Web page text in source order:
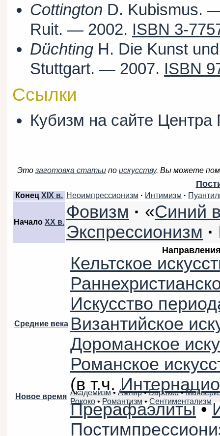
Cottington D. Kubismus.
Ruit. — 2002. ISBN 3-
Düchting H. Die Kunst
Stuttgart. — 2007. ISBN
Ссылки
Кубизм на сайте
Это заготовка статьи по искусству. Вы можете
Конец XIX в. Неоимпрессионизм · Интимизм ·
Начало XX в.
Фовизм · «Синий
Экспрессионизм ·
Средние века
Кельтское
Искусство
Византийское
Дороманское
Романское
(в т.ч.
Новое время Академизм• Ампир• Барокко•
Рококо • Романтизм • Сентиментализм
Прерафаэлиты•